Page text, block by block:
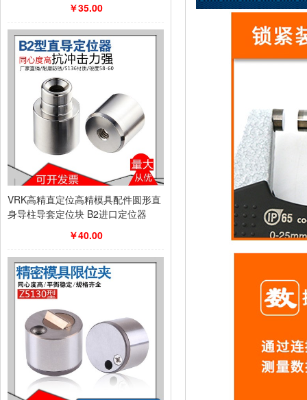
￥35.00
VRK高精直定位高精模具配件圆形直
身导柱导套定位块 B2进口定位器
￥40.00